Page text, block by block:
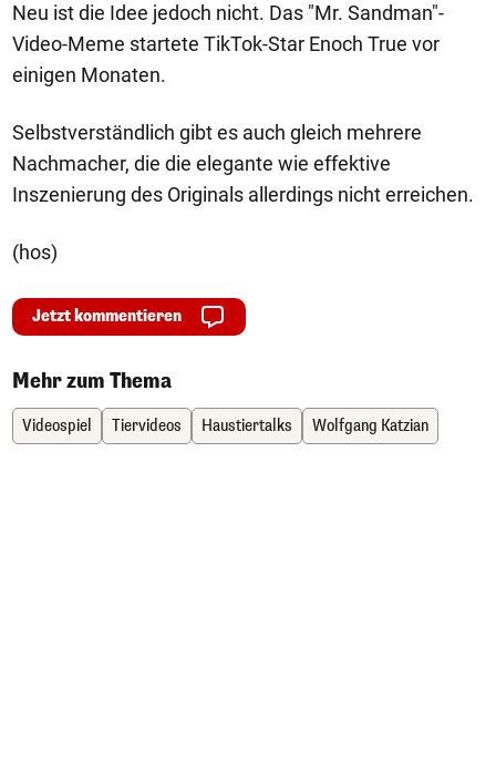
Neu ist die Idee jedoch nicht. Das "Mr. Sandman"-
Video-Meme startete TikTok-Star Enoch True vor
einigen Monaten.
Selbstverständlich gibt es auch gleich mehrere
Nachmacher, die die elegante wie effektive
Inszenierung des Originals allerdings nicht erreichen.
(hos)
Jetzt kommentieren
Mehr zum Thema
Videospiel Tiervideos Haustiertalks Wolfgang Katzian